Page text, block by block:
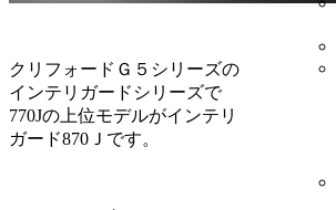
クリフォードＧ５シリーズの
インテリガードシリーズで
770Jの上位モデルがインテリ
ガード870Ｊです。